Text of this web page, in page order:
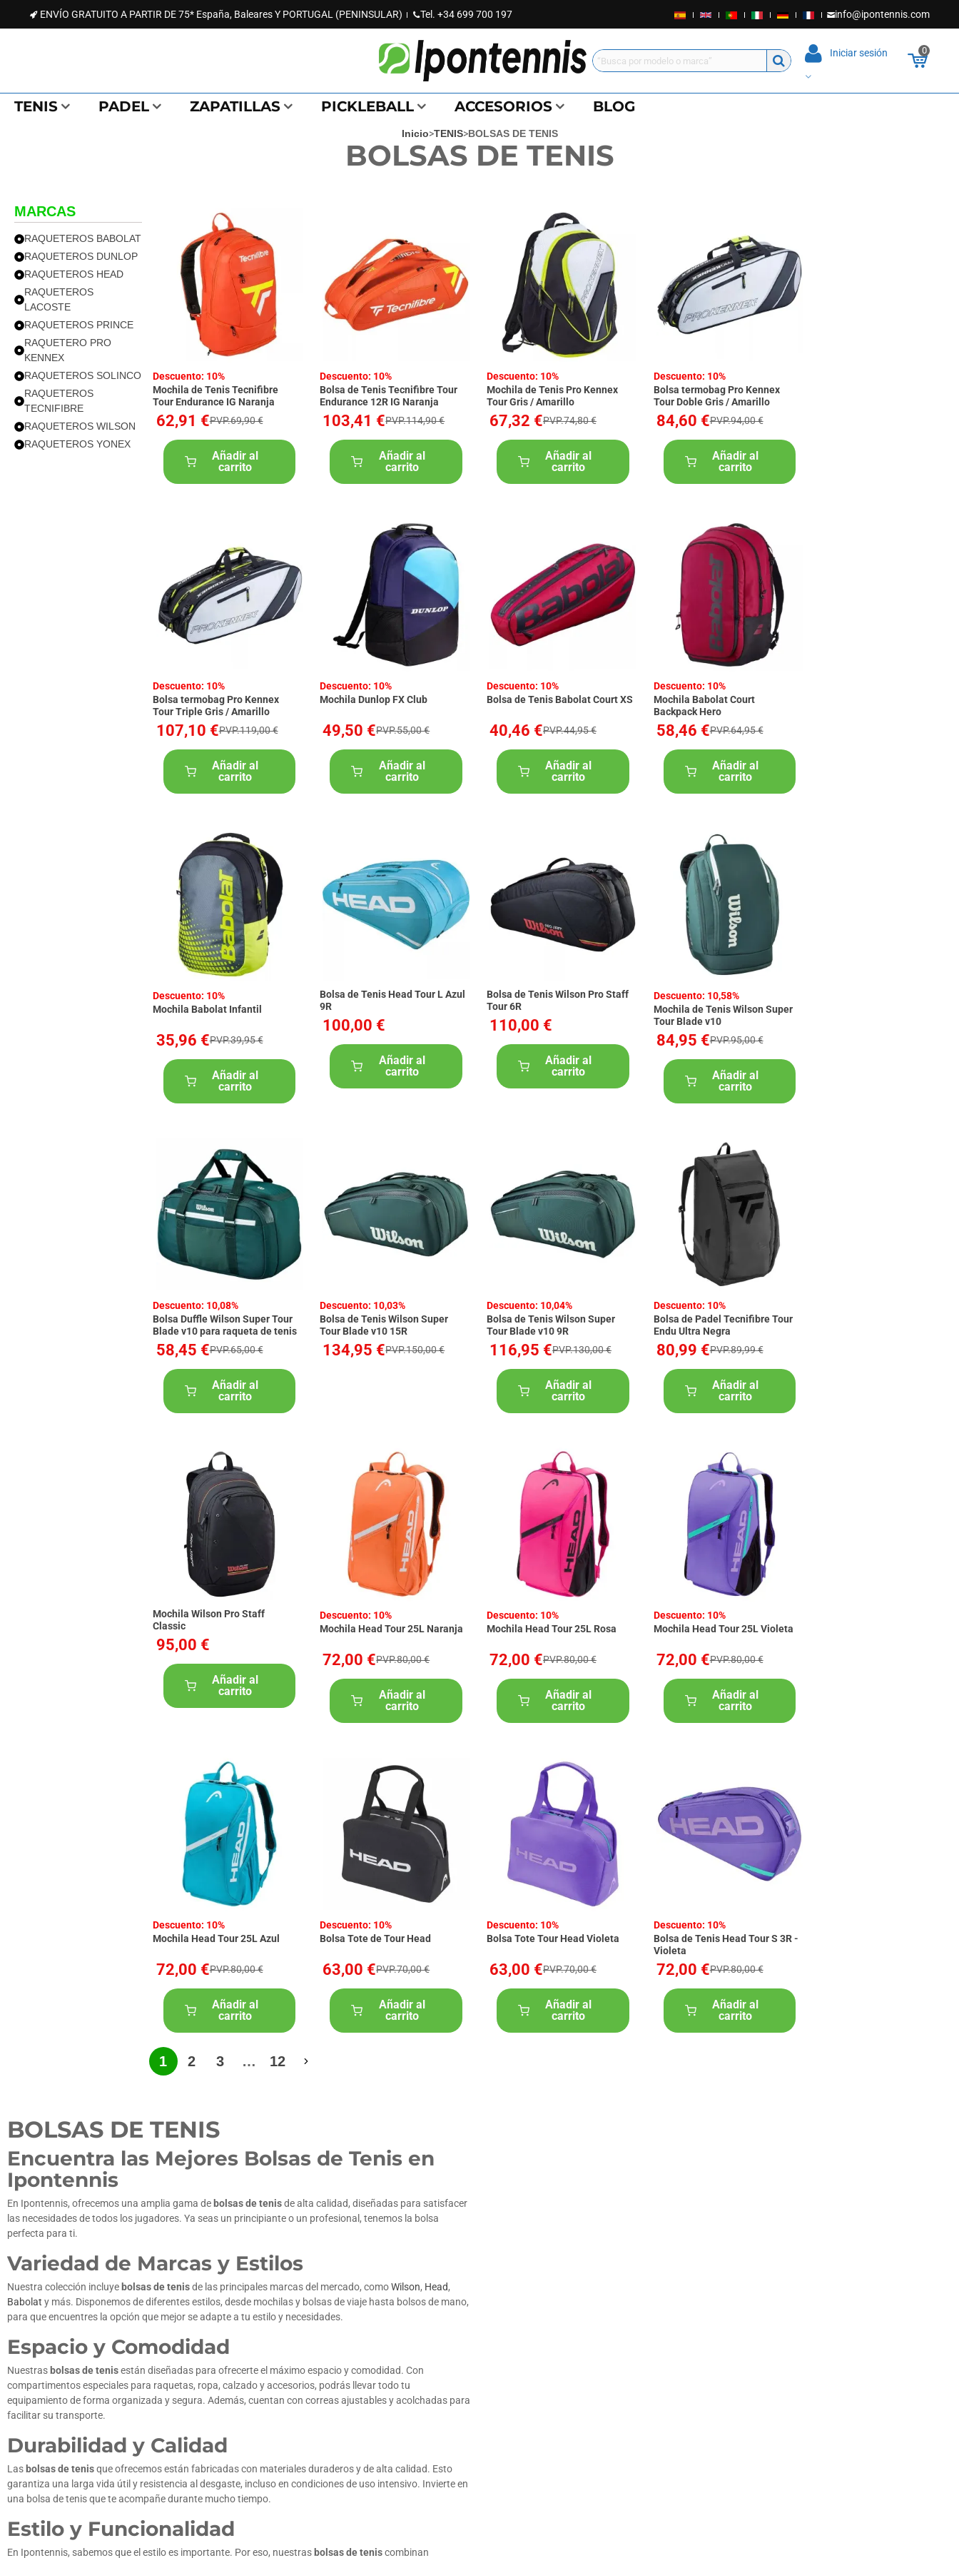
ENVÍO GRATUITO A PARTIR DE 75* España, Baleares Y PORTUGAL (PENINSULAR) Tel. +34 699 700 197 info@ipontennis.com
Iniciar sesión 0
TENIS PADEL ZAPATILLAS PICKLEBALL ACCESORIOS BLOG
Inicio>TENIS>BOLSAS DE TENIS
BOLSAS DE TENIS
MARCAS
RAQUETEROS BABOLAT
RAQUETEROS DUNLOP
RAQUETEROS HEAD
RAQUETEROS
LACOSTE
RAQUETEROS PRINCE
RAQUETERO PRO
KENNEX
RAQUETEROS SOLINCO
RAQUETEROS
TECNIFIBRE
RAQUETEROS WILSON
RAQUETEROS YONEX
Descuento: 10%
Mochila de Tenis Tecnifibre
Tour Endurance IG Naranja
62,91 €PVP.69,90 €
Añadir al
carrito
Descuento: 10%
Bolsa de Tenis Tecnifibre Tour
Endurance 12R IG Naranja
103,41 €PVP.114,90 €
Añadir al
carrito
Descuento: 10%
Mochila de Tenis Pro Kennex
Tour Gris / Amarillo
67,32 €PVP.74,80 €
Añadir al
carrito
Descuento: 10%
Bolsa termobag Pro Kennex
Tour Doble Gris / Amarillo
84,60 €PVP.94,00 €
Añadir al
carrito
Descuento: 10%
Bolsa termobag Pro Kennex
Tour Triple Gris / Amarillo
107,10 €PVP.119,00 €
Añadir al
carrito
Descuento: 10%
Mochila Dunlop FX Club
49,50 €PVP.55,00 €
Añadir al
carrito
Descuento: 10%
Bolsa de Tenis Babolat Court XS
40,46 €PVP.44,95 €
Añadir al
carrito
Descuento: 10%
Mochila Babolat Court
Backpack Hero
58,46 €PVP.64,95 €
Añadir al
carrito
Descuento: 10%
Mochila Babolat Infantil
35,96 €PVP.39,95 €
Añadir al
carrito
Bolsa de Tenis Head Tour L Azul
9R
100,00 €
Añadir al
carrito
Bolsa de Tenis Wilson Pro Staff
Tour 6R
110,00 €
Añadir al
carrito
Descuento: 10,58%
Mochila de Tenis Wilson Super
Tour Blade v10
84,95 €PVP.95,00 €
Añadir al
carrito
Descuento: 10,08%
Bolsa Duffle Wilson Super Tour
Blade v10 para raqueta de tenis
58,45 €PVP.65,00 €
Añadir al
carrito
Descuento: 10,03%
Bolsa de Tenis Wilson Super
Tour Blade v10 15R
134,95 €PVP.150,00 €
Descuento: 10,04%
Bolsa de Tenis Wilson Super
Tour Blade v10 9R
116,95 €PVP.130,00 €
Añadir al
carrito
Descuento: 10%
Bolsa de Padel Tecnifibre Tour
Endu Ultra Negra
80,99 €PVP.89,99 €
Añadir al
carrito
Mochila Wilson Pro Staff
Classic
95,00 €
Añadir al
carrito
Descuento: 10%
Mochila Head Tour 25L Naranja
72,00 €PVP.80,00 €
Añadir al
carrito
Descuento: 10%
Mochila Head Tour 25L Rosa
72,00 €PVP.80,00 €
Añadir al
carrito
Descuento: 10%
Mochila Head Tour 25L Violeta
72,00 €PVP.80,00 €
Añadir al
carrito
Descuento: 10%
Mochila Head Tour 25L Azul
72,00 €PVP.80,00 €
Añadir al
carrito
Descuento: 10%
Bolsa Tote de Tour Head
63,00 €PVP.70,00 €
Añadir al
carrito
Descuento: 10%
Bolsa Tote Tour Head Violeta
63,00 €PVP.70,00 €
Añadir al
carrito
Descuento: 10%
Bolsa de Tenis Head Tour S 3R -
Violeta
72,00 €PVP.80,00 €
Añadir al
carrito
1 2 3 … 12
BOLSAS DE TENIS
Encuentra las Mejores Bolsas de Tenis en
Ipontennis
En Ipontennis, ofrecemos una amplia gama de bolsas de tenisde alta calidad, diseñadas para satisfacer
las necesidades de todos los jugadores. Ya seas un principiante o un profesional, tenemos la bolsa
perfecta para ti.
Variedad de Marcas y Estilos
Nuestra colección incluye bolsas de tenisde las principales marcas del mercado, comoWilson, Head,
Babolat y más. Disponemos de diferentes estilos, desde mochilas y bolsas de viaje hasta bolsos de mano,
para que encuentres la opción que mejor se adapte a tu estilo y necesidades.
Espacio y Comodidad
Nuestras bolsas de tenisestán diseñadas para ofrecerte el máximo espacio y comodidad. Con
compartimentos especiales para raquetas, ropa, calzado y accesorios, podrás llevar todo tu
equipamiento de forma organizada y segura. Además, cuentan con correas ajustables y acolchadas para
facilitar su transporte.
Durabilidad y Calidad
Las bolsas de tenisque ofrecemos están fabricadas con materiales duraderos y de alta calidad. Esto
garantiza una larga vida útil y resistencia al desgaste, incluso en condiciones de uso intensivo. Invierte en
una bolsa de tenis que te acompañe durante mucho tiempo.
Estilo y Funcionalidad
En Ipontennis, sabemos que el estilo es importante. Por eso, nuestras bolsas de teniscombinan